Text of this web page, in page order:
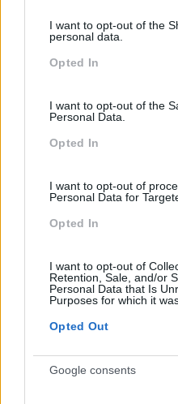
not limited to your visit or
grant or deny consent to
use your data for below
I want to opt-out of the
personal data.
Opted In
I want to opt-out of the
Personal Data.
Opted In
I want to opt-out of
Personal Data for
Opted In
I want to opt-out of
Retention, Sale, and/or
Personal Data that Is
Purposes for which it
Opted Out
Google consents
PORTO RH MEETING
Recursos Humanos
Sem Categoria
Tecnologias De
Vendas E Negociação
Recentes
Feedback
calendário